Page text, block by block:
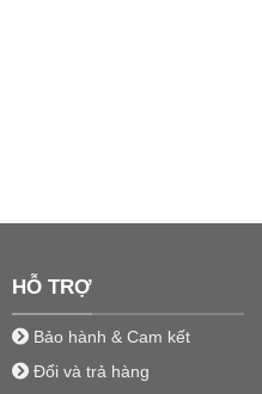
HỖ TRỢ
Bảo hành & Cam kết
Đổi và trả hàng